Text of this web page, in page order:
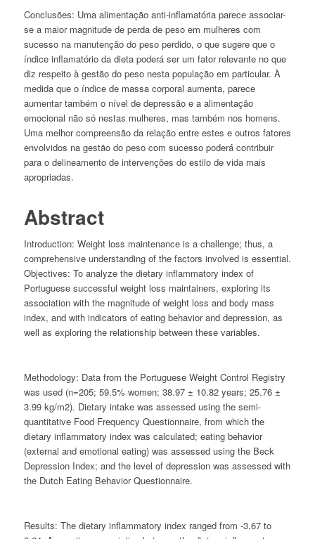
Conclusões: Uma alimentação anti-inflamatória parece associar-
se a maior magnitude de perda de peso em mulheres com
sucesso na manutenção do peso perdido, o que sugere que o
índice inflamatório da dieta poderá ser um fator relevante no que
diz respeito à gestão do peso nesta população em particular. À
medida que o índice de massa corporal aumenta, parece
aumentar também o nível de depressão e a alimentação
emocional não só nestas mulheres, mas também nos homens.
Uma melhor compreensão da relação entre estes e outros fatores
envolvidos na gestão do peso com sucesso poderá́ contribuir
para o delineamento de intervenções do estilo de vida mais
apropriadas.
Abstract
Introduction: Weight loss maintenance is a challenge; thus, a
comprehensive understanding of the factors involved is essential.
Objectives: To analyze the dietary inflammatory index of
Portuguese successful weight loss maintainers, exploring its
association with the magnitude of weight loss and body mass
index, and with indicators of eating behavior and depression, as
well as exploring the relationship between these variables.
Methodology: Data from the Portuguese Weight Control Registry
was used (n=205; 59.5% women; 38.97 ± 10.82 years; 25.76 ±
3.99 kg/m2). Dietary intake was assessed using the semi-
quantitative Food Frequency Questionnaire, from which the
dietary inflammatory index was calculated; eating behavior
(external and emotional eating) was assessed using the Beck
Depression Index; and the level of depression was assessed with
the Dutch Eating Behavior Questionnaire.
Results: The dietary inflammatory index ranged from -3.67 to